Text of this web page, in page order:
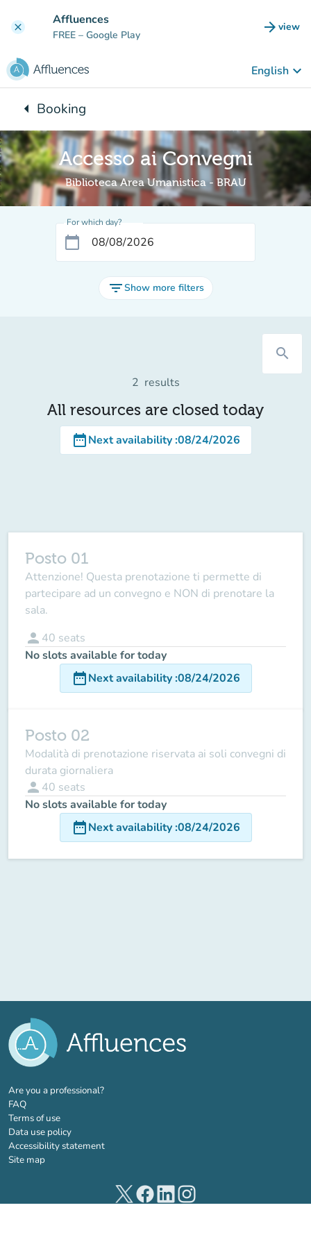
clear Affluences
FREE – Google Play arrow_forward view
(new
English keyboard_arrow_down
arrow_leftBack to:
Booking
Accesso ai Convegni
Biblioteca Area Umanistica - BRAU
For which day?
calendar_today
filter_listShow more filters
search
2 results
All resources are closed today
date_rangeNext availability:08/24/2026
Posto 01
Attenzione! Questa prenotazione ti permette di
partecipare ad un convegno e NON di prenotare la
sala.
person 40 seats
No slots available for today
date_rangeNext availability:08/24/2026
Posto 02
Modalità di prenotazione riservata ai soli convegni di
durata giornaliera
person 40 seats
No slots available for today
date_rangeNext availability:08/24/2026
Are you a professional?(new tab)
FAQ
Terms of use
Data use policy
Accessibility statement
Site map
(new tab)(new tab)(new tab)